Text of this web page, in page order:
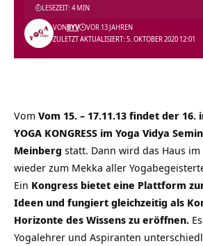
ZULETZT AKTUALISIERT: 5. OKTOBER 2020 12:01
VONBYV VOR 13 JAHREN
LESEZEIT: 4 MIN
Vom Vom 15. – 17.11.13 findet der
YOGA KONGRESS im Yoga Vidya
Meinberg statt. Dann wird das Haus
wieder zum Mekka aller
Ein Kongress bietet eine Plattform
Ideen und fungiert gleichzeitig als
Horizonte des Wissens zu eröffnen.
Yogalehrer und Aspiranten